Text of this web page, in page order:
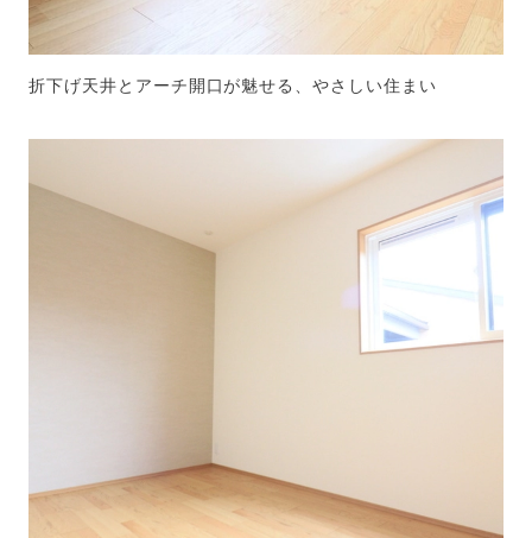
折下げ天井とアーチ開口が魅せる、やさしい住まい